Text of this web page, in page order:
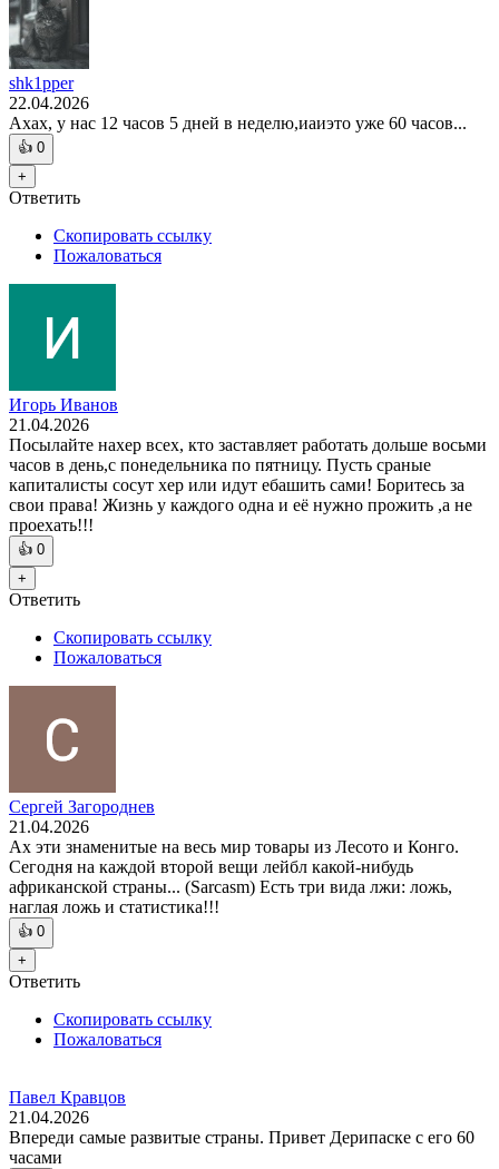
shk1pper
22.04.2026
Ахах, у нас 12 часов 5 дней в неделю,иаиэто уже 60 часов...
👍 0
+
Ответить
Скопировать ссылку
Пожаловаться
Игорь Иванов
21.04.2026
Посылайте нахер всех, кто заставляет работать дольше восьми
часов в день,с понедельника по пятницу. Пусть сраные
капиталисты сосут хер или идут ебашить сами! Боритесь за
свои права! Жизнь у каждого одна и её нужно прожить ,а не
проехать!!!
👍 0
+
Ответить
Скопировать ссылку
Пожаловаться
Сергей Загороднев
21.04.2026
Ах эти знаменитые на весь мир товары из Лесото и Конго.
Сегодня на каждой второй вещи лейбл какой-нибудь
африканской страны... (Sarcasm) Есть три вида лжи: ложь,
наглая ложь и статистика!!!
👍 0
+
Ответить
Скопировать ссылку
Пожаловаться
Павел Кравцов
21.04.2026
Впереди самые развитые страны. Привет Дерипаске с его 60
часами